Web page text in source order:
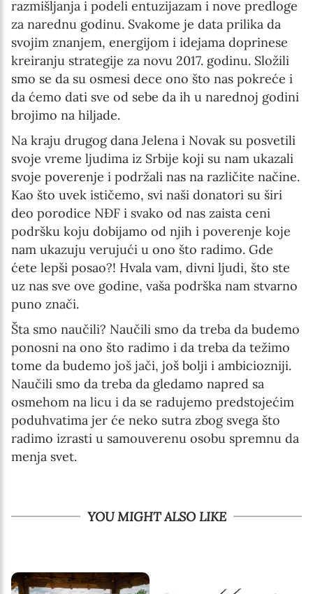
razmišljanja i podeli entuzijazam i nove predloge
za narednu godinu. Svakome je data prilika da
svojim znanjem, energijom i idejama doprinese
kreiranju strategije za novu 2017. godinu. Složili
smo se da su osmesi dece ono što nas pokreće i
da ćemo dati sve od sebe da ih u narednoj godini
brojimo na hiljade.
Na kraju drugog dana Jelena i Novak su posvetili
svoje vreme ljudima iz Srbije koji su nam ukazali
svoje poverenje i podržali nas na različite načine.
Kao što uvek ističemo, svi naši donatori su širi
deo porodice NĐF i svako od nas zaista ceni
podršku koju dobijamo od njih i poverenje koje
nam ukazuju verujući u ono što radimo. Gde
ćete lepši posao?! Hvala vam, divni ljudi, što ste
uz nas sve ove godine, vaša podrška nam stvarno
puno znači.
Šta smo naučili? Naučili smo da treba da budemo
ponosni na ono što radimo i da treba da težimo
tome da budemo još jači, još bolji i ambiciozniji.
Naučili smo da treba da gledamo napred sa
osmehom na licu i da se radujemo predstojećim
poduhvatima jer će neko sutra zbog svega što
radimo izrasti u samouverenu osobu spremnu da
menja svet.
YOU MIGHT ALSO LIKE